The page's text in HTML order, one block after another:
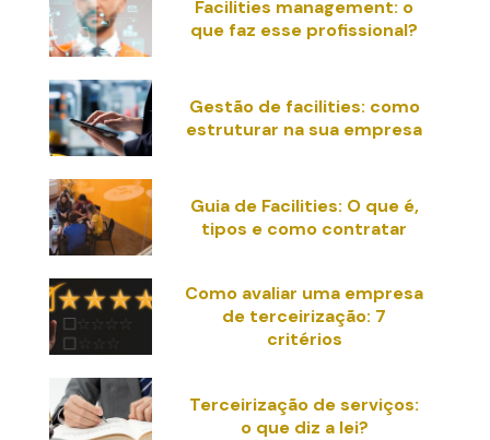
Facilities management: o
que faz esse profissional?
Gestão de facilities: como
estruturar na sua empresa
Guia de Facilities: O que é,
tipos e como contratar
Como avaliar uma empresa
de terceirização: 7
critérios
Terceirização de serviços:
o que diz a lei?